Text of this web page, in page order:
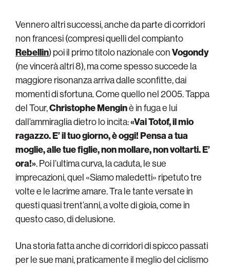
Vennero altri successi, anche da parte di corridori
non francesi (compresi quelli del compianto
Rebellin) poi il primo titolo nazionale conVogondy
(ne vincerà altri 8), ma come spesso succede la
maggiore risonanza arriva dalle sconfitte, dai
momenti di sfortuna. Come quello nel 2005. Tappa
del Tour,Christophe Menginè in fuga e lui
dall’ammiraglia dietro lo incita:«Vai Totof, il mio
ragazzo. E’ il tuo giorno, è oggi! Pensa a tua
moglie, alle tue figlie, non mollare, non voltarti. E’
ora!». Poi l’ultima curva, la caduta, le sue
imprecazioni, quel «Siamo maledetti» ripetuto tre
volte e le lacrime amare. Tra le tante versate in
questi quasi trent’anni, a volte di gioia, come in
questo caso, di delusione.
Una storia fatta anche di corridori di spicco passati
per le sue mani, praticamente il meglio del ciclismo